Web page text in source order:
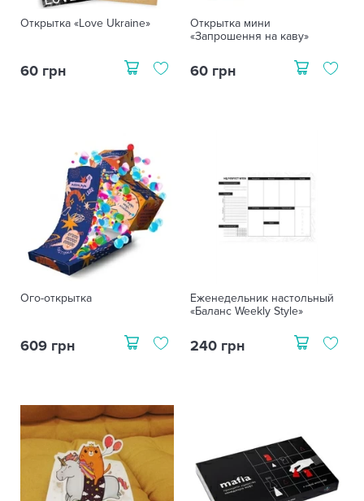
Открытка «Love Ukraine»
60 грн
Открытка мини
«Запрошення на каву»
60 грн
Ого-открытка
609 грн
Еженедельник настольный
«Баланс Weekly Style»
240 грн